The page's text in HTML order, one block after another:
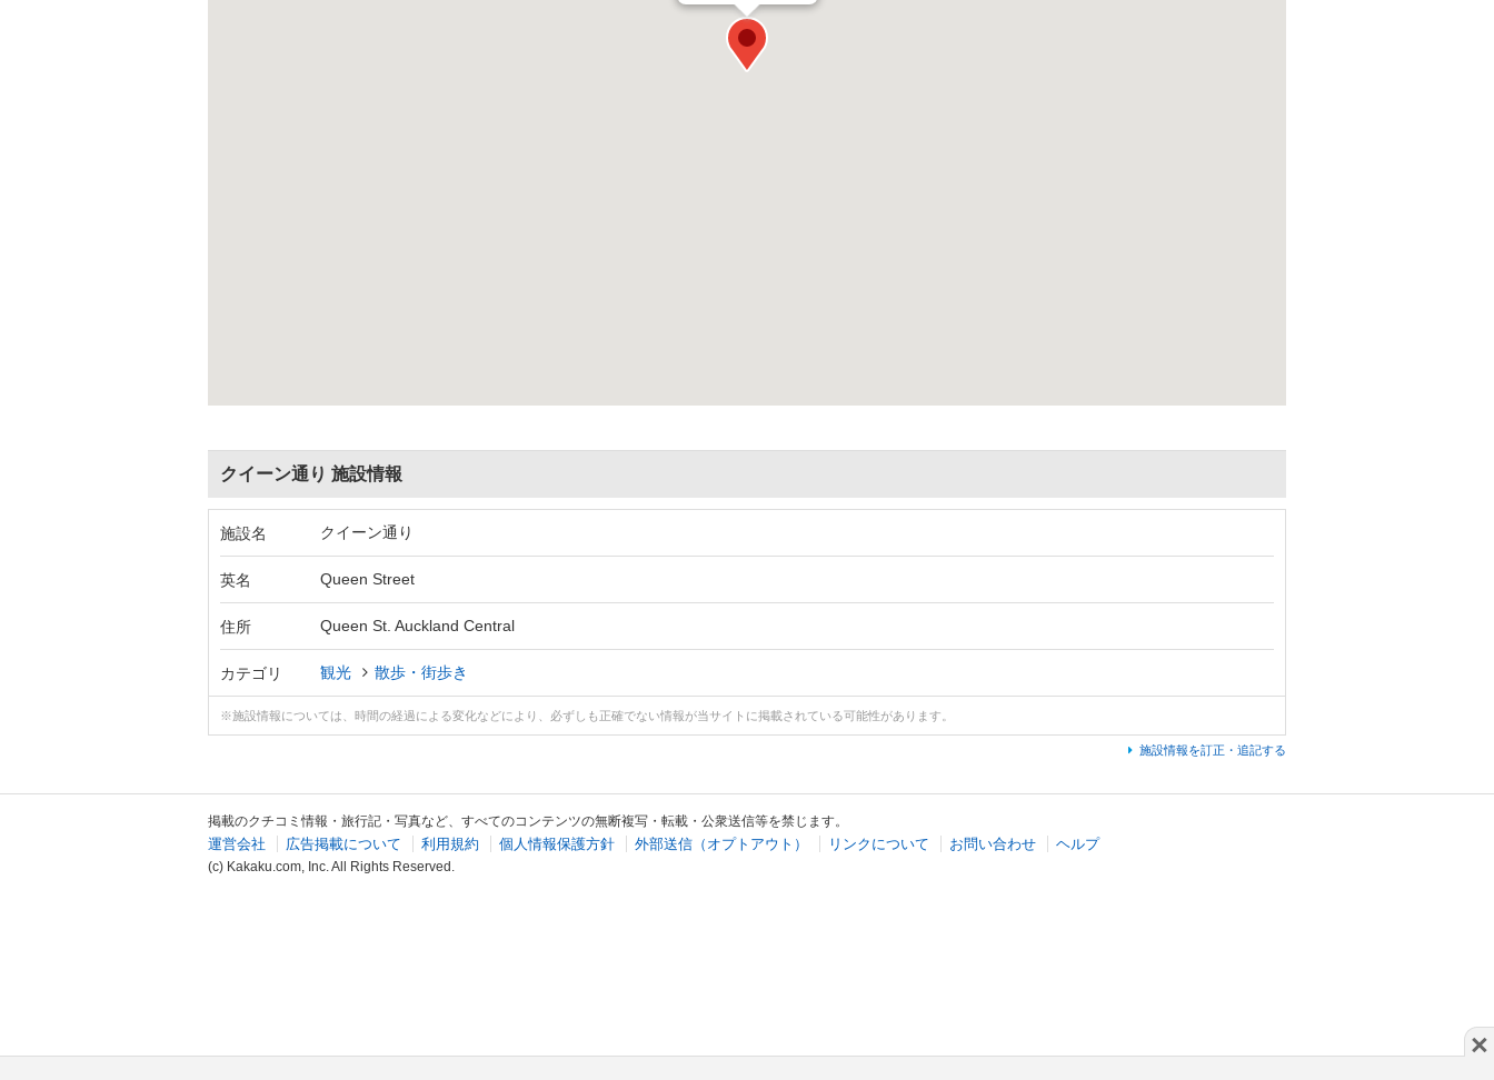
クイーン通り 施設情報
施設名 クイーン通り
英名 Queen Street
住所 Queen St. Auckland Central
カテゴリ 観光 散歩・街歩き
※施設情報については、時間の経過による変化などにより、必ずしも正確でない情報が当サイトに掲載されている可能性があります。
施設情報を訂正・追記する
×
掲載のクチコミ情報・旅行記・写真など、すべてのコンテンツの無断複写・転載・公衆送信等を禁じます。
運営会社 広告掲載について 利用規約 個人情報保護方針 外部送信（オプトアウト） リンクについて お問い合わせ ヘルプ
(c) Kakaku.com, Inc. All Rights Reserved.